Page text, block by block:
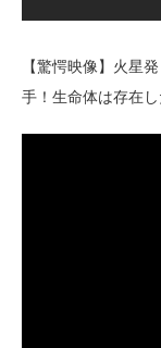
【驚愕映像】火星
手！生命体は存在し